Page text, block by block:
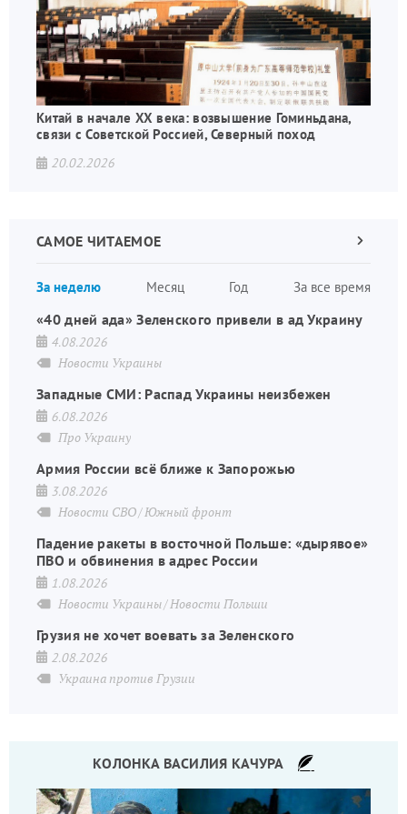
Китай в начале XX века: возвышение Гоминьдана,
связи с Советской Россией, Северный поход
20.02.2026
САМОЕ ЧИТАЕМОЕ
За неделю Месяц Год За все время
Следующая
«40 дней ада» Зеленского привели в ад Украину
4.08.2026
Новости Украины
Западные СМИ: Распад Украины неизбежен
6.08.2026
Про Украину
Армия России всё ближе к Запорожью
3.08.2026
Новости СВО Южный фронт
Падение ракеты в восточной Польше: «дырявое»
ПВО и обвинения в адрес России
1.08.2026
Новости Украины Новости Польши
Грузия не хочет воевать за Зеленского
2.08.2026
Украина против Грузии
КОЛОНКА ВАСИЛИЯ КАЧУРА